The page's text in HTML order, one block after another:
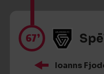
67’
Ioanns